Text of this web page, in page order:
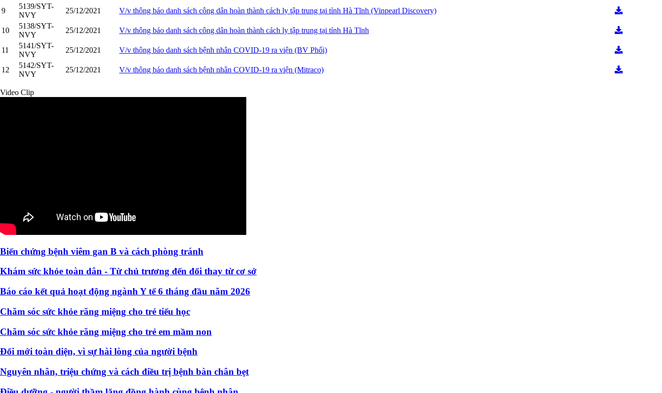
9
5139/SYT-
NVY
25/12/2021 V/v thông báo danh sách công dân hoàn thành cách ly tập trung tại tỉnh Hà Tĩnh (Vinpearl Discovery)
10
5138/SYT-
NVY
25/12/2021 V/v thông báo danh sách công dân hoàn thành cách ly tập trung tại tỉnh Hà Tĩnh
11
5141/SYT-
NVY
25/12/2021 V/v thông báo danh sách bệnh nhân COVID-19 ra viện (BV Phổi)
12
5142/SYT-
NVY
25/12/2021 V/v thông báo danh sách bệnh nhân COVID-19 ra viện (Mitraco)
Video Clip
Biến chứng bệnh viêm gan B và cách phòng tránh
Khám sức khỏe toàn dân - Từ chủ trương đến đổi thay từ cơ sở
Báo cáo kết quả hoạt động ngành Y tế 6 tháng đầu năm 2026
Chăm sóc sức khỏe răng miệng cho trẻ tiểu học
Chăm sóc sức khỏe răng miệng cho trẻ em mầm non
Đổi mới toàn diện, vì sự hài lòng của người bệnh
Nguyên nhân, triệu chứng và cách điều trị bệnh bàn chân bẹt